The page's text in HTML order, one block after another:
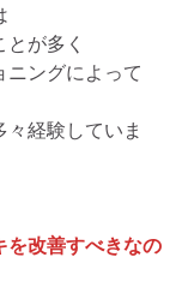
が多く
ニングによって
経験していま
を改善すべきなの